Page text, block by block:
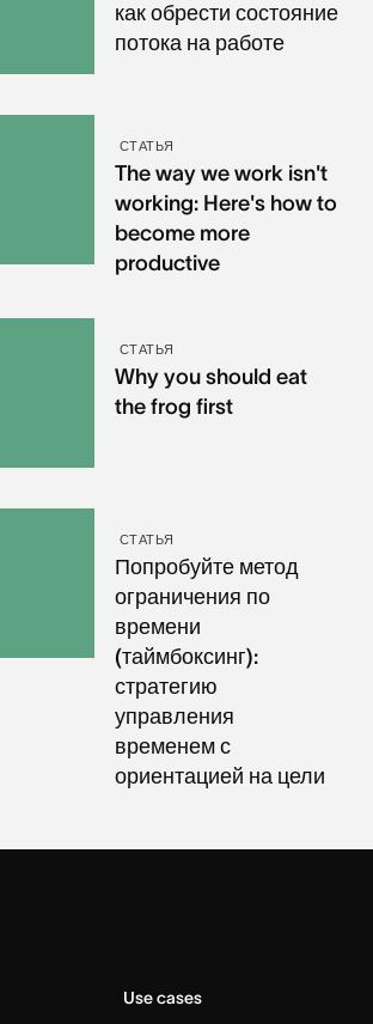
как обрести состояние
потока на работе
СТАТЬЯ
The way we work isn't
working: Here's how to
become more
productive
СТАТЬЯ
Why you should eat
the frog first
СТАТЬЯ
Попробуйте метод
ограничения по
времени
(таймбоксинг):
стратегию
управления
временем с
ориентацией на цели
Use cases